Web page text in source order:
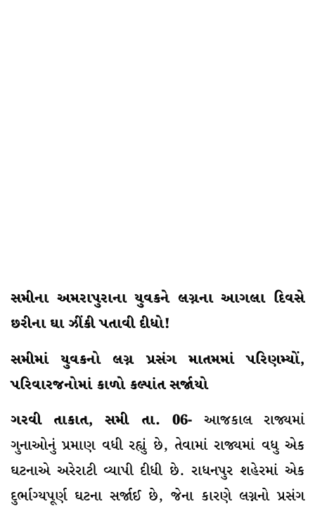
સમીના અમરાપુરાના યુવકને લગ્નના આગલા દિવસે
છરીના ઘા ઝીંકી પતાવી દીધો!
સમીમાં યુવકનો લગ્ન પ્રસંગ માતમમાં પરિણમ્યોં,
પરિવારજનોમાં કાળો કલ્પાંત સર્જાયો
ગરવી તાકાત, સમી તા. 06-આજકાલ રાજ્યમાં
ગુનાઓનું પ્રમાણ વધી રહ્યું છે, તેવામાં રાજ્યમાં વધુ એક
ઘટનાએ અરેરાટી વ્યાપી દીધી છે. રાધનપુર શહેરમાં એક
દુર્ભાગ્યપૂર્ણ ઘટના સર્જાઈ છે, જેના કારણે લગ્નનો પ્રસંગ